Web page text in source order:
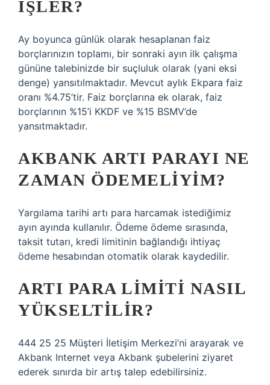
IŞLER?
Ay boyunca günlük olarak hesaplanan faiz
borçlarınızın toplamı, bir sonraki ayın ilk çalışma
gününe talebinizde bir suçluluk olarak (yani eksi
denge) yansıtılmaktadır. Mevcut aylık Ekpara faiz
oranı %4.75’tir. Faiz borçlarına ek olarak, faiz
borçlarının %15’i KKDF ve %15 BSMV’de
yansıtmaktadır.
AKBANK ARTI PARAYI NE
ZAMAN ÖDEMELIYIM?
Yargılama tarihi artı para harcamak istediğimiz
ayın ayında kullanılır. Ödeme ödeme sırasında,
taksit tutarı, kredi limitinin bağlandığı ihtiyaç
ödeme hesabından otomatik olarak kaydedilir.
ARTI PARA LIMITI NASIL
YÜKSELTILIR?
444 25 25 Müşteri İletişim Merkezi’ni arayarak ve
Akbank Internet veya Akbank şubelerini ziyaret
ederek sınırda bir artış talep edebilirsiniz.